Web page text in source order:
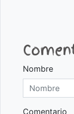
Nombre
Comentario